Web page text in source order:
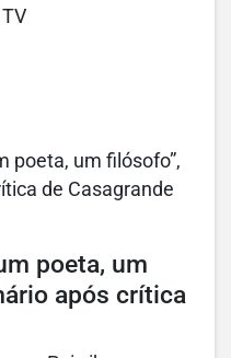
poeta, um
após crítica